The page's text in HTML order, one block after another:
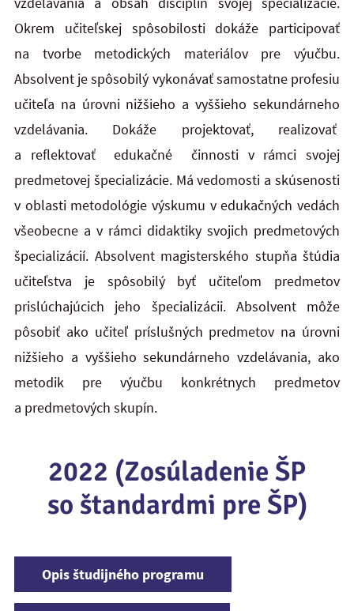
Okrem učiteľskej spôsobilosti dokáže participovať
na tvorbe metodických materiálov pre výučbu.
Absolvent je spôsobilý vykonávať samostatne profesiu
učiteľa na úrovni nižšieho a vyššieho sekundárneho
vzdelávania. Dokáže projektovať, realizovať
a reflektovať edukačné činnosti v rámci svojej
predmetovej špecializácie. Má vedomosti a skúsenosti
v oblasti metodológie výskumu v edukačných vedách
všeobecne a v rámci didaktiky svojich predmetových
špecializácií. Absolvent magisterského stupňa štúdia
učiteľstva je spôsobilý byť učiteľom predmetov
prislúchajúcich jeho špecializácii. Absolvent môže
pôsobiť ako učiteľ príslušných predmetov na úrovni
nižšieho a vyššieho sekundárneho vzdelávania, ako
metodik pre výučbu konkrétnych predmetov
a predmetových skupín.
2022 (Zosúladenie ŠP
so štandardmi pre ŠP)
Opis študijného programu